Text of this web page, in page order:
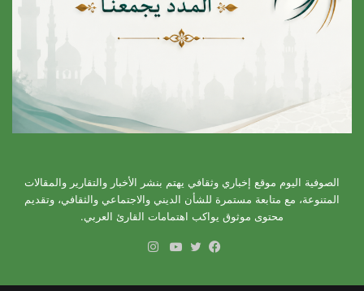
الصوفية اليوم موقع إخباري وثقافي يهتم بنشر الأخبار والتقارير والمقالات
المتنوعة، مع متابعة مستمرة للشأن الديني والاجتماعي والثقافي، وتقديم
محتوى موثوق يواكب اهتمامات القارئ العربي.